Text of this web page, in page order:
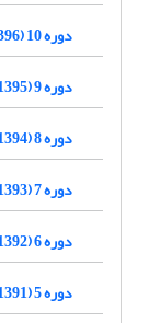
دوره 10 (1396)
دوره 9 (1395)
دوره 8 (1394)
دوره 7 (1393)
دوره 6 (1392)
دوره 5 (1391)